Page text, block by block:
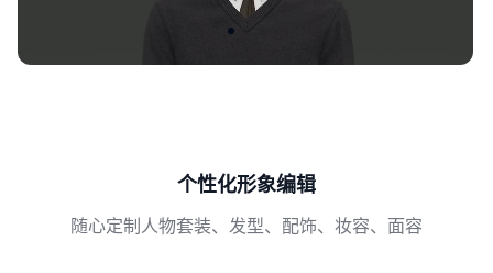
个性化形象编辑
随心定制人物套装、发型、配饰、妆容、面容